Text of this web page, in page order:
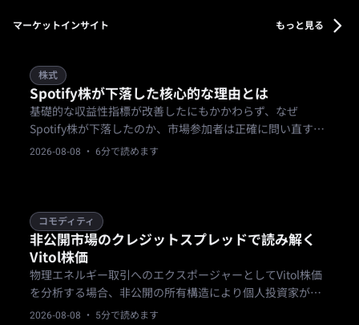
要性を解説します。
マーケットインサイト もっと見る
株式
Spotify株が下落した核心的な理由とは
基礎的な収益性指標が改善したにもかかわらず、なぜ
Spotify株が下落したのか、市場参加者は正確に問い直すこ
とを余儀なくされています。Spotify Technology (NYSE:
2026-08-08 · 6分で読めます
コモディティ
非公開市場のクレジットスプレッドで読み解く
Vitol株価
物理エネルギー取引へのエクスポージャーとしてVitol株価
を分析する場合、非公開の所有構造により個人投資家が直
接市場にアクセスすることはできません。代わりに、上場
2026-08-08 · 5分で読めます